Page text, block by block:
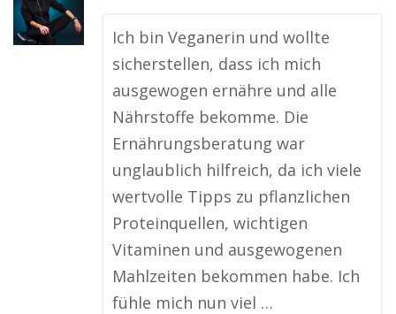
Ich bin Veganerin und wollte
sicherstellen, dass ich mich
ausgewogen ernähre und alle
Nährstoffe bekomme. Die
Ernährungsberatung war
unglaublich hilfreich, da ich viele
wertvolle Tipps zu pflanzlichen
Proteinquellen, wichtigen
Vitaminen und ausgewogenen
Mahlzeiten bekommen habe. Ich
fühle mich nun viel …